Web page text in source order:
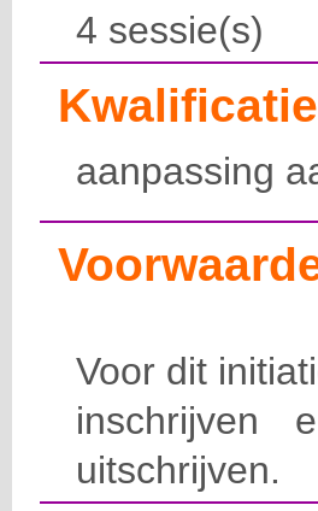
4 sessie(s)
aanpassing
Voor dit
inschrijven
uitschrijven.